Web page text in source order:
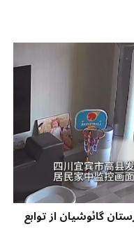
4.9 ریشتر شهرستان گائوشیان از توابع